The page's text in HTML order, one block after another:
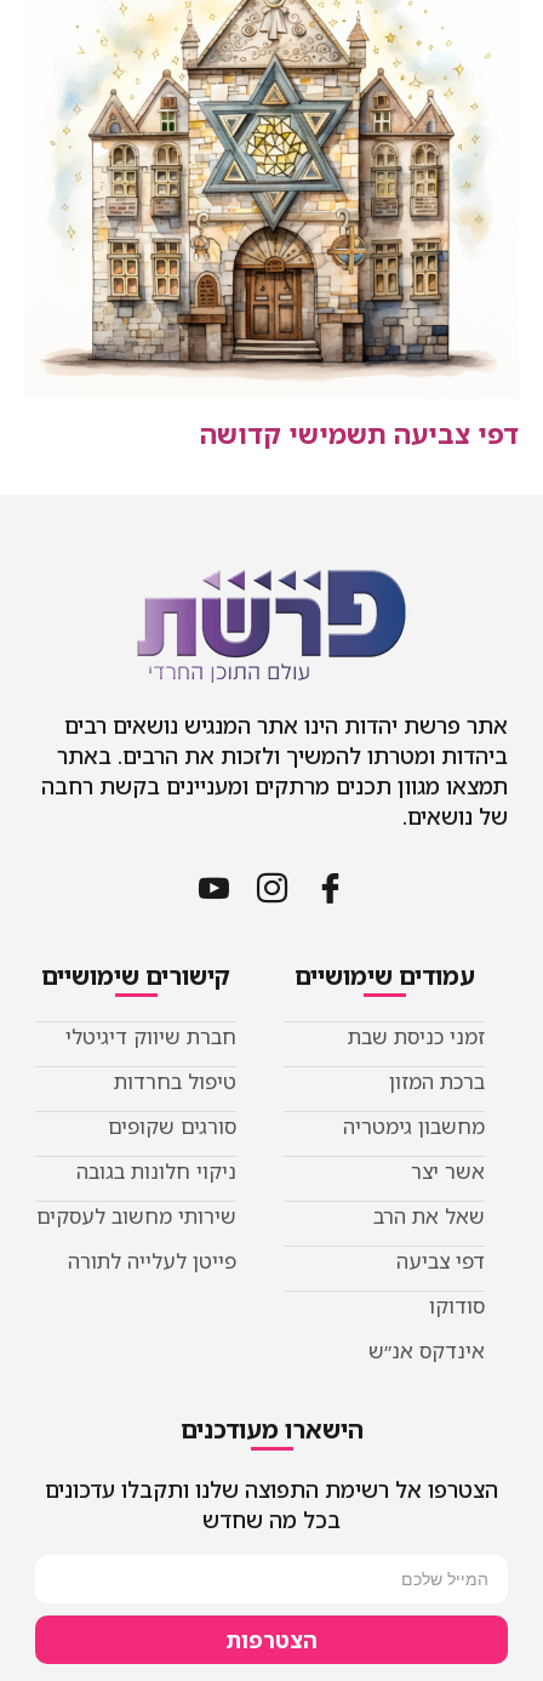
דפי צביעה תשמישי קדושה
אתר פרשת יהדות הינו אתר המנגיש נושאים רבים
ביהדות ומטרתו להמשיך ולזכות את הרבים. באתר
תמצאו מגוון תכנים מרתקים ומעניינים בקשת רחבה
של נושאים.
עמודים שימושיים
זמני כניסת שבת
ברכת המזון
מחשבון גימטריה
אשר יצר
שאל את הרב
דפי צביעה
סודוקו
אינדקס אנ״ש
קישורים שימושיים
חברת שיווק דיגיטלי
טיפול בחרדות
סורגים שקופים
ניקוי חלונות בגובה
שירותי מחשוב לעסקים
פייטן לעלייה לתורה
הישארו מעודכנים
הצטרפו אל רשימת התפוצה שלנו ותקבלו עדכונים
בכל מה שחדש
הצטרפות